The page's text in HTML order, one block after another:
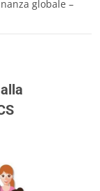
globale –